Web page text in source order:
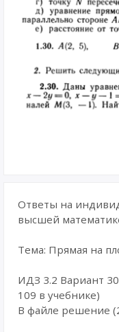
Ответы на
высшей
Тема: Прямая на
ИДЗ 3.2 Вариант
109 в учебнике)
В файле решение